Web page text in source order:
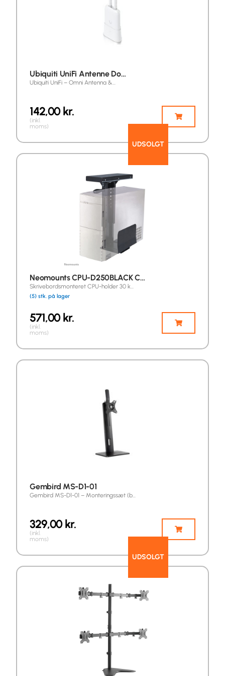
Ubiquiti UniFi Antenne Do…
Ubiquiti UniFi – Omni Antenna &…
UDSOLGT
142,00kr.
(inkl.
moms)
Neomounts CPU-D250BLACK C…
Skrivebordsmonteret CPU-holder 30 k…
(5) stk. på lager
571,00kr.
(inkl.
moms)
Gembird MS-D1-01
Gembird MS-D1-01 – Monteringssæt (b…
UDSOLGT
329,00kr.
(inkl.
moms)